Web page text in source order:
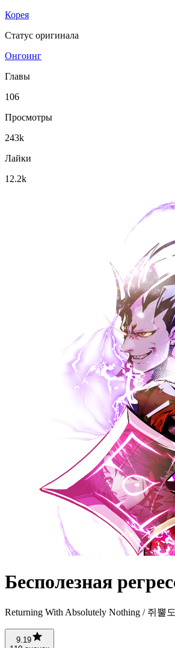
Корея
Статус оригинала
Онгоинг
Главы
106
Просмотры
243k
Лайки
12.2k
Бесполезная
Returning With Absolutely Nothing / 쥐뿔
9.19